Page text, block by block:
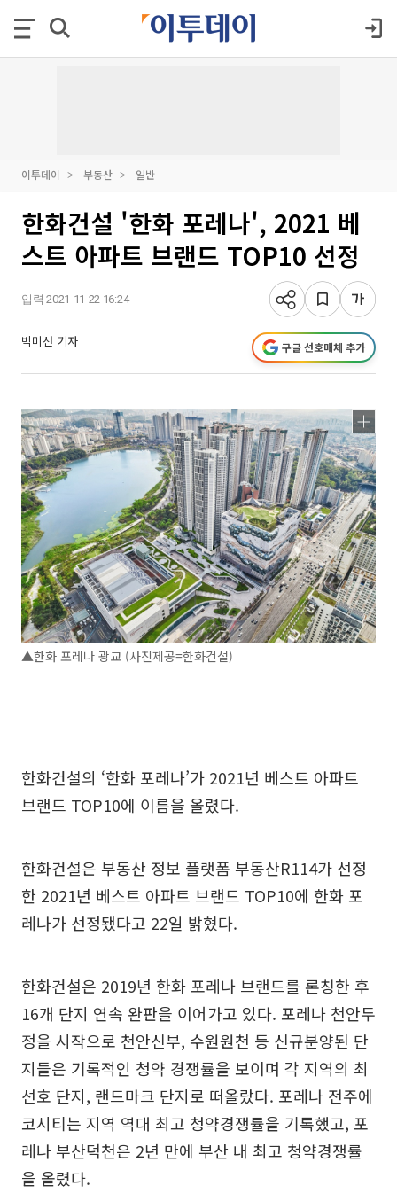
이투데이 부동산 일반
한화건설 '한화 포레나', 2021 베
스트 아파트 브랜드 TOP10 선정
입력 2021-11-22 16:24
박미선 기자 구글 선호매체 추가
▲한화 포레나 광교 (사진제공=한화건설)
한화건설의 ‘한화 포레나’가 2021년 베스트 아파트
브랜드 TOP10에 이름을 올렸다.
한화건설은 부동산 정보 플랫폼 부동산R114가 선정
한 2021년 베스트 아파트 브랜드 TOP10에 한화 포
레나가 선정됐다고 22일 밝혔다.
한화건설은 2019년 한화 포레나 브랜드를 론칭한 후
16개 단지 연속 완판을 이어가고 있다. 포레나 천안두
정을 시작으로 천안신부, 수원원천 등 신규분양된 단
지들은 기록적인 청약 경쟁률을 보이며 각 지역의 최
선호 단지, 랜드마크 단지로 떠올랐다. 포레나 전주에
코시티는 지역 역대 최고 청약경쟁률을 기록했고, 포
레나 부산덕천은 2년 만에 부산 내 최고 청약경쟁률
을 올렸다.